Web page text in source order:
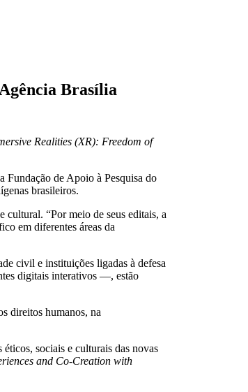
Brasília
Realities (XR): Freedom of
Fundação de Apoio à Pesquisa do
brasileiros.
“Por meio de seus editais, a
em diferentes áreas da
civil e instituições ligadas à defesa
digitais interativos —, estão
direitos humanos, na
sociais e culturais das novas
and Co-Creation with